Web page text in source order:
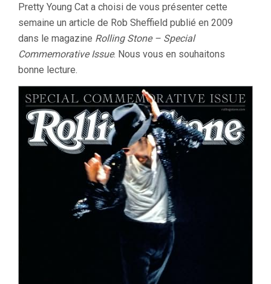
Pretty Young Cat a choisi de vous présenter cette
semaine un article de Rob Sheffield publié en 2009
dans le magazine Rolling Stone – Special
Commemorative Issue. Nous vous en souhaitons
bonne lecture.